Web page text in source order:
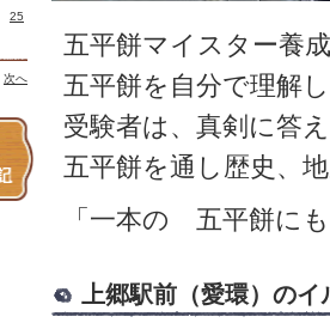
25
次へ
五平餅マイスター養
五平餅を自分で理解
受験者は、真剣に答
五平餅を通し歴史、
「一本の 五平餅に
上郷駅前（愛環）の